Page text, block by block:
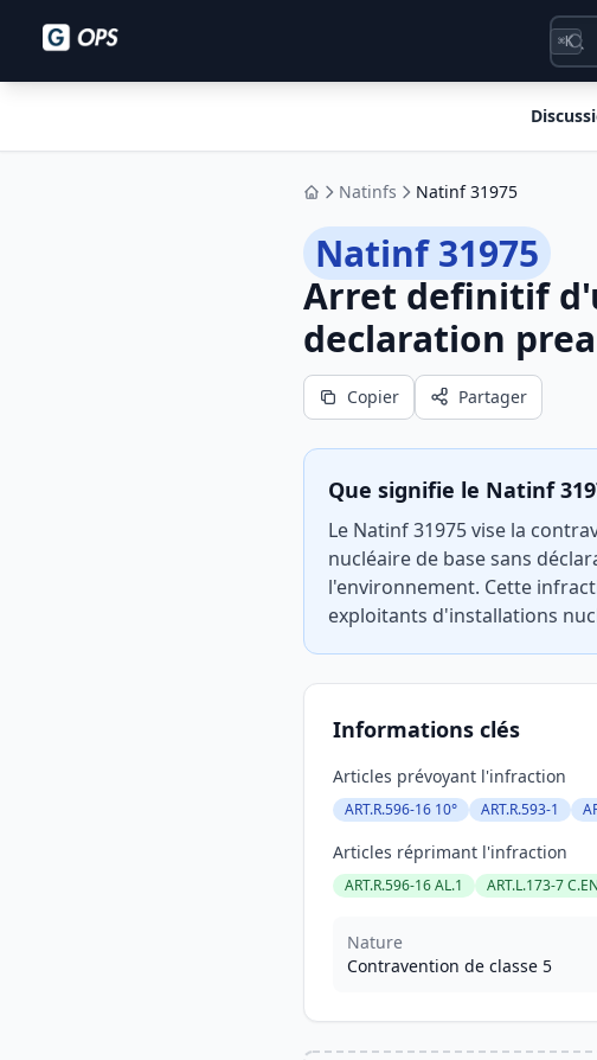
⌘K
AccueilNatinfs Natinf 31975
Natinf 31975
Arret definitif
declaration
Copier Partager
Que signifie le Natinf
Le Natinf 31975 vise la
nucléaire de base sans
l'environnement. Cette
exploitants d'installations
Informations clés
Articles prévoyant l'infraction
ART.R.596-16 10° ART.R.593-1
Articles réprimant l'infraction
ART.R.596-16 AL.1 ART.L.173-7
Nature
Contravention de classe 5